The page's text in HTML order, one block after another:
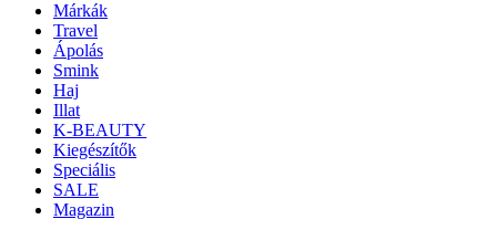
Márkák
Travel
Ápolás
Smink
Haj
Illat
K-BEAUTY
Kiegészítők
Speciális
SALE
Magazin